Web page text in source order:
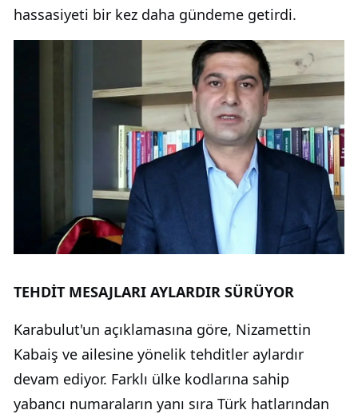
hassasiyeti bir kez daha gündeme getirdi.
TEHDİT MESAJLARI AYLARDIR SÜRÜYOR
Karabulut'un açıklamasına göre, Nizamettin
Kabaiş ve ailesine yönelik tehditler aylardır
devam ediyor. Farklı ülke kodlarına sahip
yabancı numaraların yanı sıra Türk hatlarından